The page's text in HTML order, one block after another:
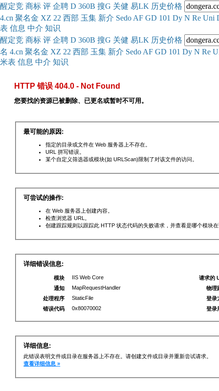
醒定竞 商标 评 企聘 D 360B 搜G 关健 易LK 历史价格
4.cn 聚名金 XZ 22 西部 玉集 新介 Sedo AF GD 101 Dy N Re Uni
表 信息 中介 知识